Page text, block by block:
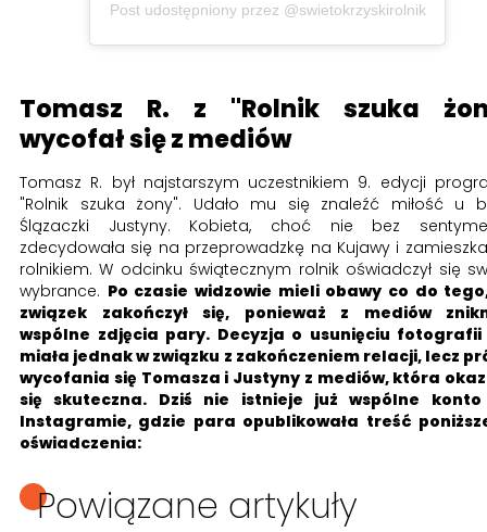
Post udostępniony przez @swietokrzyskirolnik
Tomasz R. z "Rolnik szuka
wycofał się z mediów
Tomasz R. był najstarszym uczestnikiem 9. edycji
"Rolnik szuka żony". Udało mu się znaleźć miłość u
Ślązaczki Justyny. Kobieta, choć nie bez
zdecydowała się na przeprowadzkę na Kujawy i
rolnikiem. W odcinku świątecznym rolnik oświadczył się
wybrance. Po czasie widzowie mieli obawy co do
związek zakończył się, ponieważ z mediów
wspólne zdjęcia pary. Decyzja o usunięciu fotografii
miała jednak w związku z zakończeniem relacji, lecz
wycofania się Tomasza i Justyny z mediów, która
się skuteczna. Dziś nie istnieje już wspólne
Instagramie, gdzie para opublikowała treść
oświadczenia:
Powiązane artykuły